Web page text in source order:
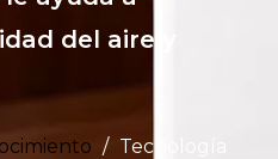
del aire y
/ Tecnología